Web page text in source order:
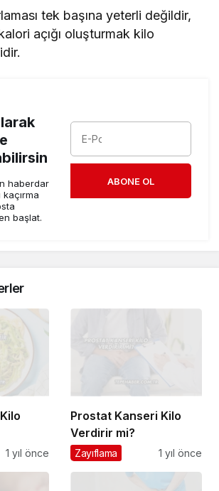
tek başına yeterli değildir,
açığı oluşturmak kilo
haberdar
kaçırma
başlat.
ABONE OL
1 yıl önce
Prostat Kanseri Kilo
Verdirir mi?
Zayıflama 1 yıl önce